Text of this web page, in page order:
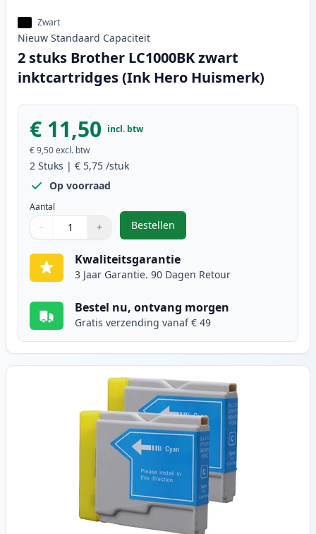
Zwart
Nieuw Standaard Capaciteit
2 stuks Brother LC1000BK zwart
inktcartridges (Ink Hero Huismerk)
€ 11,50 incl. btw
€ 9,50excl. btw
2 Stuks | € 5,75 /stuk
Op voorraad
Aantal
Gebruik de knoppen om aan te passen
− +
1
Bestellen
,2 stuks Brother LC1000BK
Kwaliteitsgarantie
3 Jaar Garantie. 90 Dagen Retour
Bestel nu, ontvang morgen
Gratis verzending vanaf € 49